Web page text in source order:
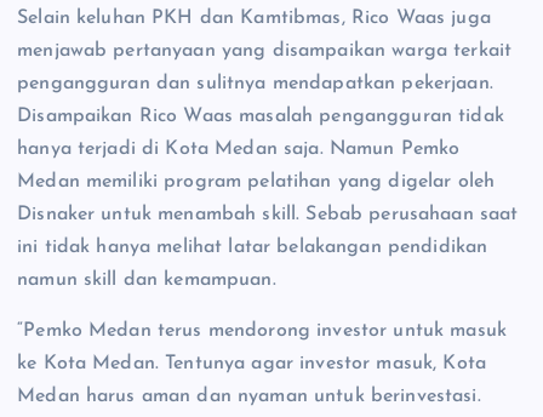
Selain keluhan PKH dan Kamtibmas, Rico Waas juga
menjawab pertanyaan yang disampaikan warga terkait
pengangguran dan sulitnya mendapatkan pekerjaan.
Disampaikan Rico Waas masalah pengangguran tidak
hanya terjadi di Kota Medan saja. Namun Pemko
Medan memiliki program pelatihan yang digelar oleh
Disnaker untuk menambah skill. Sebab perusahaan saat
ini tidak hanya melihat latar belakangan pendidikan
namun skill dan kemampuan.
“Pemko Medan terus mendorong investor untuk masuk
ke Kota Medan. Tentunya agar investor masuk, Kota
Medan harus aman dan nyaman untuk berinvestasi.